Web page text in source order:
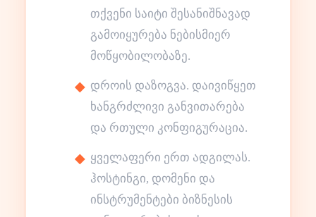
თქვენი საიტი შესანიშნავად
გამოიყურება ნებისმიერ
მოწყობილობაზე.
დროის დაზოგვა. დაივიწყეთ
ხანგრძლივი განვითარება
და რთული კონფიგურაცია.
ყველაფერი ერთ ადგილას.
ჰოსტინგი, დომენი და
ინსტრუმენტები ბიზნესის